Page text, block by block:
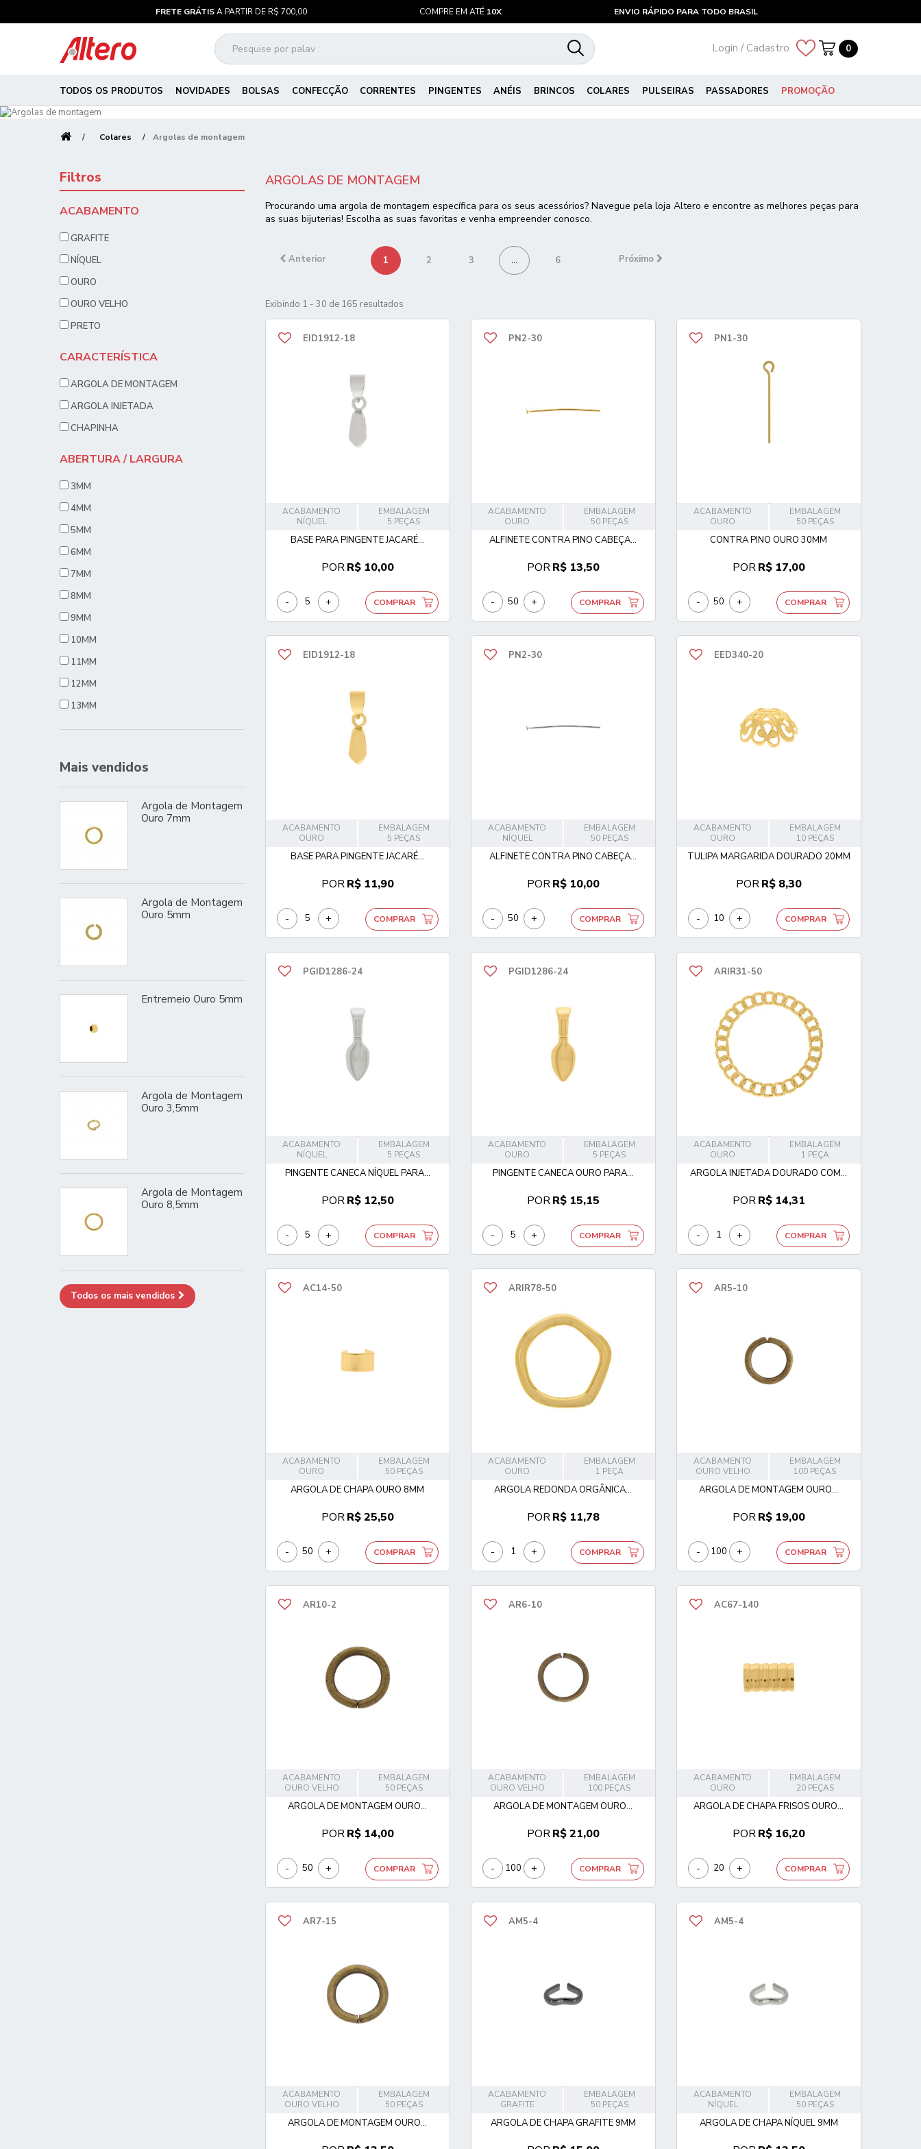
FRETE GRÁTISA PARTIR DE R$ 700,00 COMPRE EM ATÉ 10X ENVIO RÁPIDO PARA TODO BRASIL
Login / Cadastro 0
TODOS OS PRODUTOS NOVIDADES BOLSAS CONFECÇÃO CORRENTES PINGENTES ANÉIS BRINCOS COLARES PULSEIRAS PASSADORES PROMOÇÃO
Colares Argolas de montagem
Filtros
ACABAMENTO
GRAFITE
NÍQUEL
OURO
OURO VELHO
PRETO
CARACTERÍSTICA
ARGOLA DE MONTAGEM
ARGOLA INJETADA
CHAPINHA
ABERTURA / LARGURA
3MM
4MM
5MM
6MM
7MM
8MM
9MM
10MM
11MM
12MM
13MM
14MM
16MM
Mais vendidos
Argola de Montagem
Ouro 7mm
Argola de Montagem
Ouro 5mm
Entremeio Ouro 5mm
Argola de Montagem
Ouro 3,5mm
Argola de Montagem
Ouro 8,5mm
Todos os mais vendidos
ARGOLAS DE MONTAGEM
Procurando uma argola de montagem específica para os seus acessórios? Navegue pela loja Altero e encontre as melhores peças para
as suas bijuterias! Escolha as suas favoritas e venha empreender conosco.
Anterior 1 2 3 ... 6 Próximo
Exibindo 1 - 30 de 165 resultados
EID1912-18
ACABAMENTO
NÍQUEL
EMBALAGEM
5 PEÇAS
BASE PARA PINGENTE JACARÉ...
PORR$ 10,00
- + COMPRAR
PN2-30
ACABAMENTO
OURO
EMBALAGEM
50 PEÇAS
ALFINETE CONTRA PINO CABEÇA...
PORR$ 13,50
- + COMPRAR
PN1-30
ACABAMENTO
OURO
EMBALAGEM
50 PEÇAS
CONTRA PINO OURO 30MM
PORR$ 17,00
- + COMPRAR
EID1912-18
ACABAMENTO
OURO
EMBALAGEM
5 PEÇAS
BASE PARA PINGENTE JACARÉ...
PORR$ 11,90
- + COMPRAR
PN2-30
ACABAMENTO
NÍQUEL
EMBALAGEM
50 PEÇAS
ALFINETE CONTRA PINO CABEÇA...
PORR$ 10,00
- + COMPRAR
EED340-20
ACABAMENTO
OURO
EMBALAGEM
10 PEÇAS
TULIPA MARGARIDA DOURADO 20MM
PORR$ 8,30
- + COMPRAR
PGID1286-24
ACABAMENTO
NÍQUEL
EMBALAGEM
5 PEÇAS
PINGENTE CANECA NÍQUEL PARA...
PORR$ 12,50
- + COMPRAR
PGID1286-24
ACABAMENTO
OURO
EMBALAGEM
5 PEÇAS
PINGENTE CANECA OURO PARA...
PORR$ 15,15
- + COMPRAR
ARIR31-50
ACABAMENTO
OURO
EMBALAGEM
1 PEÇA
ARGOLA INJETADA DOURADO COM...
PORR$ 14,31
- + COMPRAR
AC14-50
ACABAMENTO
OURO
EMBALAGEM
50 PEÇAS
ARGOLA DE CHAPA OURO 8MM
PORR$ 25,50
- + COMPRAR
ARIR78-50
ACABAMENTO
OURO
EMBALAGEM
1 PEÇA
ARGOLA REDONDA ORGÂNICA...
PORR$ 11,78
- + COMPRAR
AR5-10
ACABAMENTO
OURO VELHO
EMBALAGEM
100 PEÇAS
ARGOLA DE MONTAGEM OURO...
PORR$ 19,00
- + COMPRAR
AR10-2
ACABAMENTO
OURO VELHO
EMBALAGEM
50 PEÇAS
ARGOLA DE MONTAGEM OURO...
PORR$ 14,00
- + COMPRAR
AR6-10
ACABAMENTO
OURO VELHO
EMBALAGEM
100 PEÇAS
ARGOLA DE MONTAGEM OURO...
PORR$ 21,00
- + COMPRAR
AC67-140
ACABAMENTO
OURO
EMBALAGEM
20 PEÇAS
ARGOLA DE CHAPA FRISOS OURO...
PORR$ 16,20
- + COMPRAR
AR7-15
ACABAMENTO
OURO VELHO
EMBALAGEM
50 PEÇAS
ARGOLA DE MONTAGEM OURO...
AM5-4
ACABAMENTO
GRAFITE
EMBALAGEM
50 PEÇAS
ARGOLA DE CHAPA GRAFITE 9MM
AM5-4
ACABAMENTO
NÍQUEL
EMBALAGEM
50 PEÇAS
ARGOLA DE CHAPA NÍQUEL 9MM